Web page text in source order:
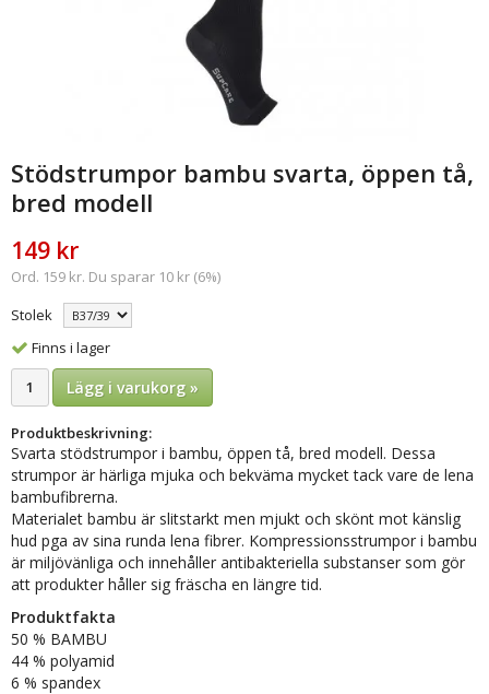
Stödstrumpor bambu svarta, öppen tå,
bred modell
149 kr
Ord. 159 kr. Du sparar 10 kr (6%)
Stolek
Finns i lager
Lägg i varukorg »
Produktbeskrivning:
Svarta stödstrumpor i bambu, öppen tå, bred modell. Dessa
strumpor är härliga mjuka och bekväma mycket tack vare de lena
bambufibrerna.
Materialet bambu är slitstarkt men mjukt och skönt mot känslig
hud pga av sina runda lena fibrer. Kompressionsstrumpor i bambu
är miljövänliga och innehåller antibakteriella substanser som gör
att produkter håller sig fräscha en längre tid.
Produktfakta
50 % BAMBU
44 % polyamid
6 % spandex